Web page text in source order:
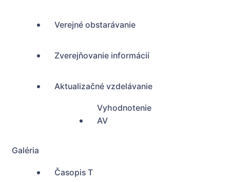
Verejné obstarávanie
Zverejňovanie informácií
Aktualizačné vzdelávanie
Vyhodnotenie
AV
Galéria
Časopis T